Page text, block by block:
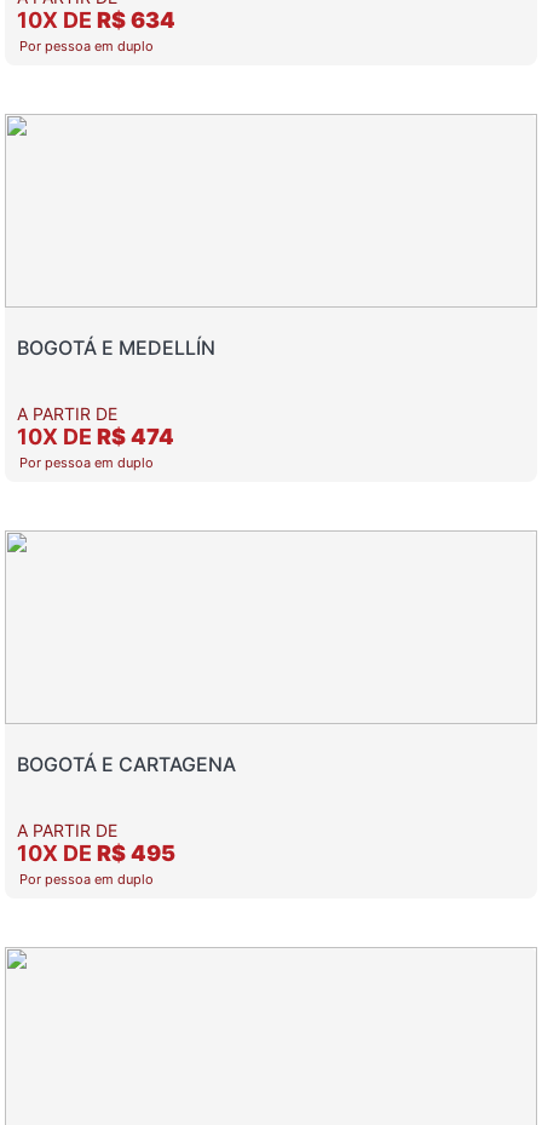
10X DE R$ 634
Por pessoa em duplo
BOGOTÁ E MEDELLÍN
A PARTIR DE
10X DE R$ 474
Por pessoa em duplo
BOGOTÁ E CARTAGENA
A PARTIR DE
10X DE R$ 495
Por pessoa em duplo